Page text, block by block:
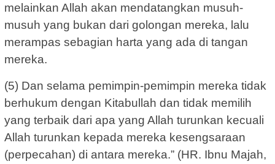
melainkan Allah akan mendatangkan musuh-
musuh yang bukan dari golongan mereka, lalu
merampas sebagian harta yang ada di tangan
mereka.
(5) Dan selama pemimpin-pemimpin mereka tidak
berhukum dengan Kitabullah dan tidak memilih
yang terbaik dari apa yang Allah turunkan kecuali
Allah turunkan kepada mereka kesengsaraan
(perpecahan) di antara mereka.” (HR. Ibnu Majah,